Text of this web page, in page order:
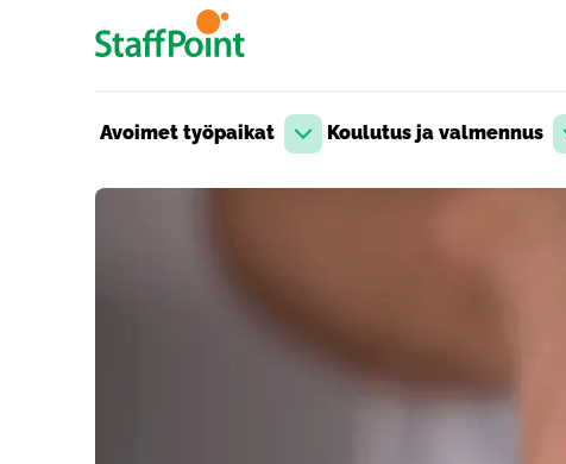
Hyppää pääsisältöön
Avoimet työpaikat
Avaa pudotusvalikko
Koulutus ja valmennus